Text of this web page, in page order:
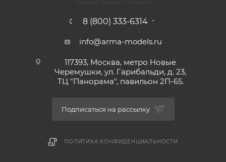
8 (800) 333-6314
info@arma-models.ru
117393, Москва, метро Новые
Черемушки, ул. Гарибальди, д. 23,
ТЦ "Панорама", павильон 2П-65.
Подписаться на рассылку
ПОЛИТИКА КОНФИДЕНЦИАЛЬНОСТИ